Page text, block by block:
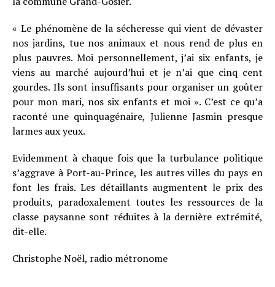
« Le phénomène de la sécheresse qui vient de dévaster
nos jardins, tue nos animaux et nous rend de plus en
plus pauvres. Moi personnellement, j’ai six enfants, je
viens au marché aujourd’hui et je n’ai que cinq cent
gourdes. Ils sont insuffisants pour organiser un goûter
pour mon mari, nos six enfants et moi ». C’est ce qu’a
raconté une quinquagénaire, Julienne Jasmin presque
larmes aux yeux.
Evidemment à chaque fois que la turbulance politique
s’aggrave à Port-au-Prince, les autres villes du pays en
font les frais. Les détaillants augmentent le prix des
produits, paradoxalement toutes les ressources de la
classe paysanne sont réduites à la dernière extrémité,
dit-elle.
Christophe Noël, radio métronome